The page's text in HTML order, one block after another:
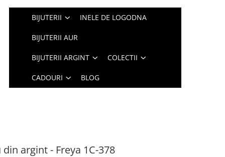
BIJUTERII INELE DE LOGODNA
BIJUTERII AUR
BIJUTERII ARGINT COLECTII
CADOURI BLOG
argint - Freya 1C-378